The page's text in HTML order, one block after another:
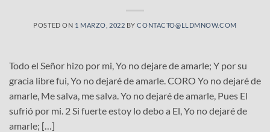
POSTED ON 1 MARZO, 2022 BYCONTACTO@LLDMNOW.COM
Todo el Señor hizo por mi, Yo no dejare de amarle; Y por su
gracia libre fui, Yo no dejaré de amarle. CORO Yo no dejaré de
amarle, Me salva, me salva. Yo no dejaré de amarle, Pues El
sufrió por mi. 2 Si fuerte estoy lo debo a El, Yo no dejaré de
amarle; […]